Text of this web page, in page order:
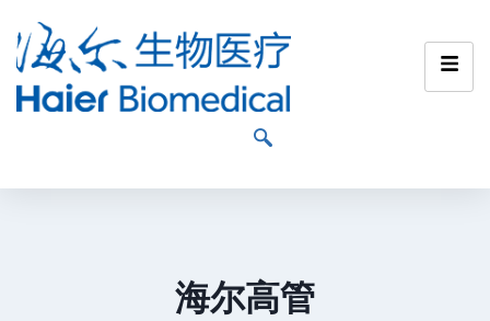
海尔高管